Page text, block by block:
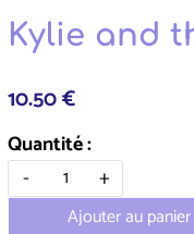
Kylie and
10.50 €
Quantité :
-
+
Ajouter au panier